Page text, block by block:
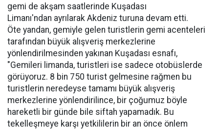
gemi de akşam saatlerinde Kuşadası
Limanı'ndan ayrılarak Akdeniz turuna devam etti.
Öte yandan, gemiyle gelen turistlerin gemi acenteleri
tarafından büyük alışveriş merkezlerine
yönlendirilmesinden yakınan Kuşadası esnafı,
"Gemileri limanda, turistleri ise sadece otobüslerde
görüyoruz. 8 bin 750 turist gelmesine rağmen bu
turistlerin neredeyse tamamı büyük alışveriş
merkezlerine yönlendirilince, bir çoğumuz böyle
hareketli bir günde bile siftah yapamadık. Bu
tekelleşmeye karşı yetkililerin bir an önce önlem